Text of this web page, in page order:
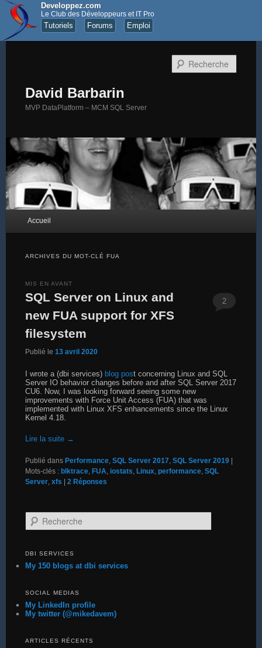
Developpez.com
Le Club des Développeurs et IT Pro
Tutoriels Forums Emploi
David Barbarin
MVP DataPlatform – MCM SQL Server
Aller au contenu principal
Aller au contenu secondaire
Accueil
ARCHIVES DU MOT-CLÉ FUA
SQL Server on Linux and
new FUA support for XFS
filesystem
MIS EN AVANT
Publié le 13 avril 2020
2
I wrote a (dbi services) blog post concerning Linux and SQL
Server IO behavior changes before and after SQL Server 2017
CU6. Now, I was looking forward seeing some new
improvements with Force Unit Access (FUA) that was
implemented with Linux XFS enhancements since the Linux
Kernel 4.18.
Lire la suite →
Publié dans Performance, SQL Server 2017, SQL Server 2019 |
Mots-clés : blktrace, FUA, iostats, Linux, performance, SQL
Server, xfs | 2Réponses
Recherche
DBI SERVICES
My 150 blogs at dbi services
SOCIAL MEDIAS
My LinkedIn profile
My twitter (@mikedavem)
ARTICLES RÉCENTS